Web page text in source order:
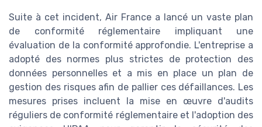
Suite à cet incident, Air France a lancé un vaste plan
de conformité réglementaire impliquant une
évaluation de la conformité approfondie. L'entreprise a
adopté des normes plus strictes de protection des
données personnelles et a mis en place un plan de
gestion des risques afin de pallier ces défaillances. Les
mesures prises incluent la mise en œuvre d'audits
réguliers de conformité réglementaire et l'adoption des